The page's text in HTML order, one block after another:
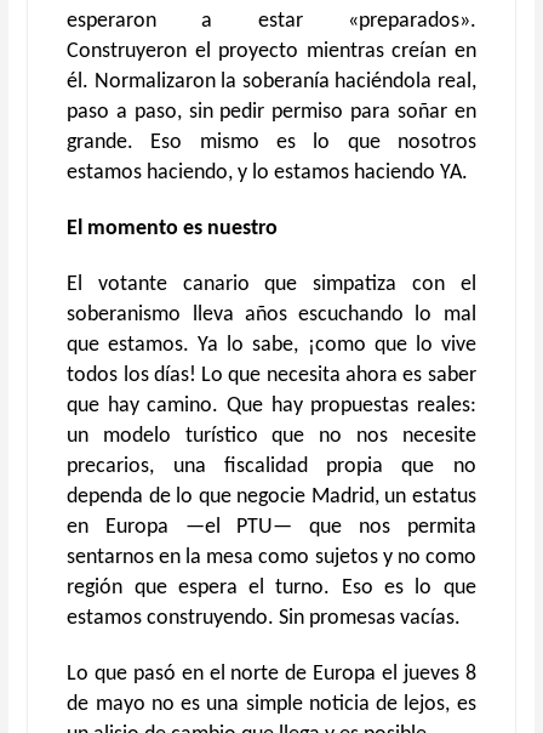
esperaron a estar «preparados».
Construyeron el proyecto mientras creían en
él. Normalizaron la soberanía haciéndola real,
paso a paso, sin pedir permiso para soñar en
grande. Eso mismo es lo que nosotros
estamos haciendo, y lo estamos haciendo YA.
El momento es nuestro
El votante canario que simpatiza con el
soberanismo lleva años escuchando lo mal
que estamos. Ya lo sabe, ¡como que lo vive
todos los días! Lo que necesita ahora es saber
que hay camino. Que hay propuestas reales:
un modelo turístico que no nos necesite
precarios, una fiscalidad propia que no
dependa de lo que negocie Madrid, un estatus
en Europa —el PTU— que nos permita
sentarnos en la mesa como sujetos y no como
región que espera el turno. Eso es lo que
estamos construyendo. Sin promesas vacías.
Lo que pasó en el norte de Europa el jueves 8
de mayo no es una simple noticia de lejos, es